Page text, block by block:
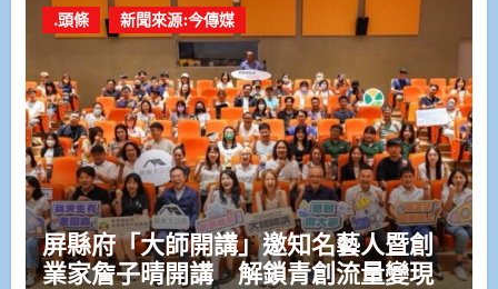
.頭條 新聞來源:今傳媒
屏縣府「大師開講」邀知名藝人暨創
業家詹子晴開講 解鎖青創流量變現